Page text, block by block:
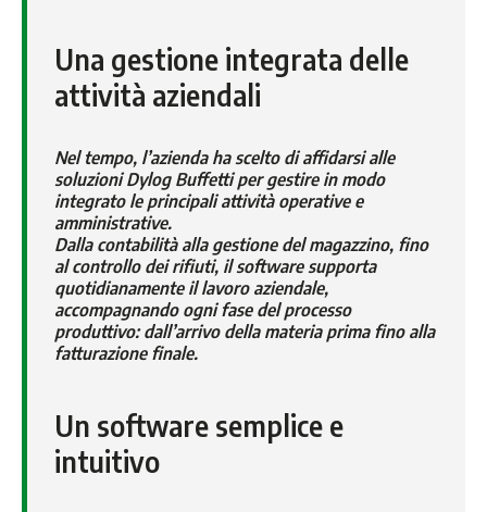
Una gestione integrata delle
attività aziendali
Nel tempo, l’azienda ha scelto di affidarsi alle
soluzioni Dylog Buffetti per gestire in modo
integrato le principali attività operative e
amministrative.
Dalla contabilità alla gestione del magazzino, fino
al controllo dei rifiuti, il software supporta
quotidianamente il lavoro aziendale,
accompagnando ogni fase del processo
produttivo: dall’arrivo della materia prima fino alla
fatturazione finale.
Un software semplice e
intuitivo